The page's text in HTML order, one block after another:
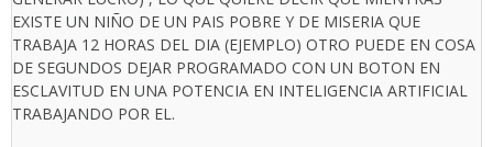
EXISTE UN NIÑO DE UN PAIS POBRE Y DE MISERIA QUE
TRABAJA 12 HORAS DEL DIA (EJEMPLO) OTRO PUEDE EN COSA
DE SEGUNDOS DEJAR PROGRAMADO CON UN BOTON EN
ESCLAVITUD EN UNA POTENCIA EN INTELIGENCIA ARTIFICIAL
TRABAJANDO POR EL.